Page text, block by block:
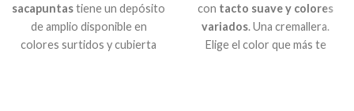
sacapuntastiene un depósito
de amplio disponible en
colores surtidos y cubierta
con tacto suave y colores
variados. Una cremallera.
Elige el color que más te